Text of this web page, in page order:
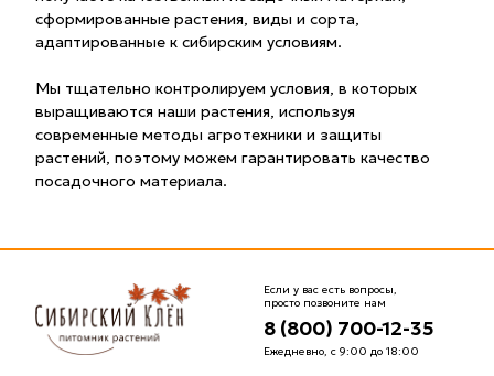
сформированные растения, виды и сорта,
адаптированные к сибирским условиям.
Мы тщательно контролируем условия, в которых
выращиваются наши растения, используя
современные методы агротехники и защиты
растений, поэтому можем гарантировать качество
посадочного материала.
Если у вас есть вопросы,
просто позвоните нам
8 (800) 700-12-35
Ежедневно, с 9:00 до 18:00